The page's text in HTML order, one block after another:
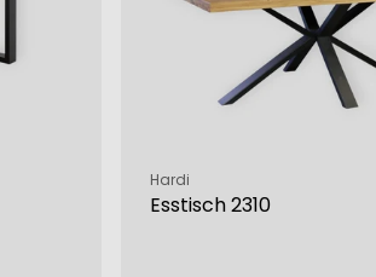
Esstisch 2310
Verkäufer:
Hardi